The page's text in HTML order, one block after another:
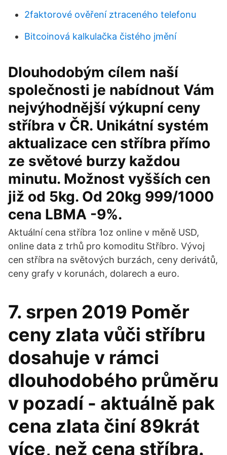
2faktorové ověření ztraceného telefonu
Bitcoinová kalkulačka čistého jmění
Dlouhodobým cílem naší
společnosti je nabídnout Vám
nejvýhodnější výkupní ceny
stříbra v ČR. Unikátní systém
aktualizace cen stříbra přímo
ze světové burzy každou
minutu. Možnost vyšších cen
již od 5kg. Od 20kg 999/1000
cena LBMA -9%.
Aktuální cena stříbra 1oz online v měně USD,
online data z trhů pro komoditu Stříbro. Vývoj
cen stříbra na světových burzách, ceny derivátů,
ceny grafy v korunách, dolarech a euro.
7. srpen 2019 Poměr
ceny zlata vůči stříbru
dosahuje v rámci
dlouhodobého průměru
v pozadí - aktuálně pak
cena zlata činí 89krát
více, než cena stříbra.